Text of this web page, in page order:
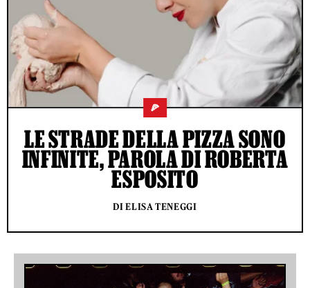
🍕
LE STRADE DELLA PIZZA SONO
INFINITE, PAROLA DI ROBERTA
ESPOSITO
DI ELISA TENEGGI